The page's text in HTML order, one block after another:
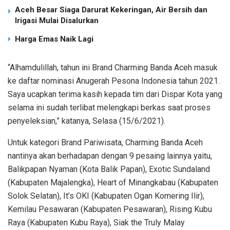
Aceh Besar Siaga Darurat Kekeringan, Air Bersih dan
Irigasi Mulai Disalurkan
Harga Emas Naik Lagi
“Alhamdulillah, tahun ini Brand Charming Banda Aceh masuk
ke daftar nominasi Anugerah Pesona Indonesia tahun 2021.
Saya ucapkan terima kasih kepada tim dari Dispar Kota yang
selama ini sudah terlibat melengkapi berkas saat proses
penyeleksian,” katanya, Selasa (15/6/2021).
Untuk kategori Brand Pariwisata, Charming Banda Aceh
nantinya akan berhadapan dengan 9 pesaing lainnya yaitu,
Balikpapan Nyaman (Kota Balik Papan), Exotic Sundaland
(Kabupaten Majalengka), Heart of Minangkabau (Kabupaten
Solok Selatan), It’s OKI (Kabupaten Ogan Komering Ilir),
Kemilau Pesawaran (Kabupaten Pesawaran), Rising Kubu
Raya (Kabupaten Kubu Raya), Siak the Truly Malay